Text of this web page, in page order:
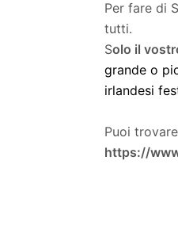
Per fare di
tutti.
Solo il
grande o
irlandesi
Puoi
https://